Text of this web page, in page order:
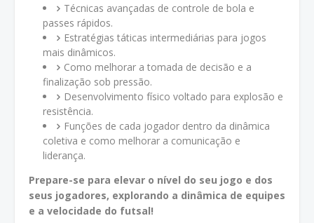
Técnicas avançadas de controle de bola e
passes rápidos.
Estratégias táticas intermediárias para jogos
mais dinâmicos.
Como melhorar a tomada de decisão e a
finalização sob pressão.
Desenvolvimento físico voltado para explosão e
resistência.
Funções de cada jogador dentro da dinâmica
coletiva e como melhorar a comunicação e
liderança.
Prepare-se para elevar o nível do seu jogo e dos
seus jogadores, explorando a dinâmica de equipes
e a velocidade do futsal!